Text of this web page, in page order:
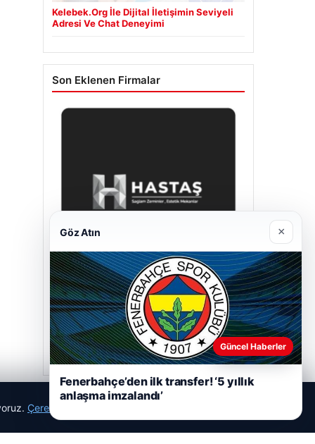
Kelebek.Org İle Dijital İletişimin Seviyeli
Adresi Ve Chat Deneyimi
Son Eklenen Firmalar
Hastaş Beton
26/05/2026
Çerez Politikamız
Göz Atın ×
Güncel Haberler
Fenerbahçe’den ilk transfer! ‘5 yıllık
anlaşma imzalandı’